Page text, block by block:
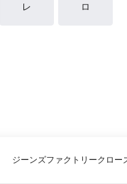
レ ロ
ジーンズファクトリークロー